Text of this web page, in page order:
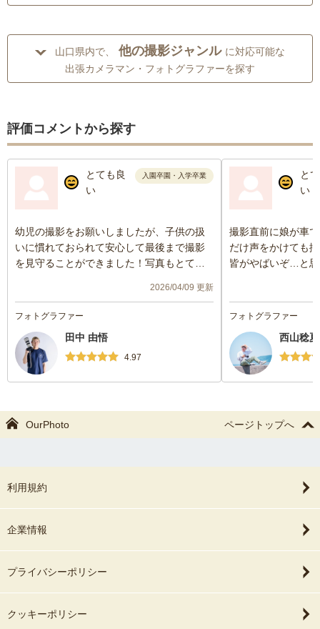
山口県内で、 他の撮影ジャンル に対応可能な
出張カメラマン・フォトグラファーを探す
評価コメントから探す
とても良
い
入園卒園・入学卒業
幼児の撮影をお願いしましたが、子供の扱
いに慣れておられて安心して最後まで撮影
を見守ることができました！写真もとても
2026/04/09 更新
フォトグラファー
田中 由悟
4.97
と
い
撮影直前に娘が車
だけ声をかけても
皆がやばいぞ…と
くださいました。
や、カメラマンさ
することなくしっ
くお願いします』
ーズを指定してく
ありがとうござい
フォトグラファー
西山稔夏
OurPhoto ページトップへ
利用規約
企業情報
プライバシーポリシー
クッキーポリシー